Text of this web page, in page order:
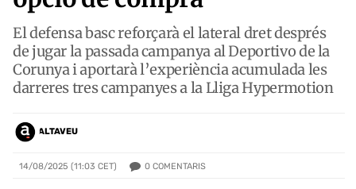
El defensa basc reforçarà el lateral dret després
de jugar la passada campanya al Deportivo de la
Corunya i aportarà l’experiència acumulada les
darreres tres campanyes a la Lliga Hypermotion
ALTAVEU
14/08/2025 (11:03 CET) 0 COMENTARIS